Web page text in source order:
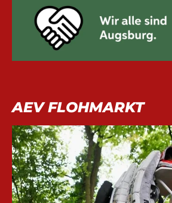
AEV FLOHMARKT